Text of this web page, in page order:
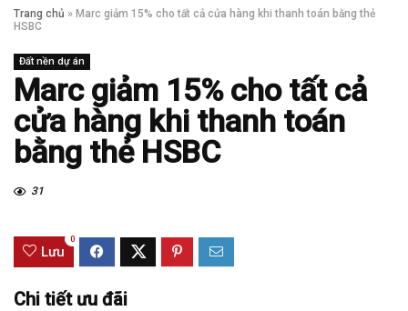
Trang chủ » Marc giảm 15% cho tất cả cửa hàng khi thanh toán bằng thẻ
HSBC
Đất nền dự án
Marc giảm 15% cho tất cả
cửa hàng khi thanh toán
bằng thẻ HSBC
31
Lưu
0
Chi tiết ưu đãi